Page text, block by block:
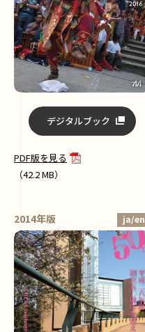
デジタルブック
PDF版を見る
（42.2 MB）
2014年版 ja/en